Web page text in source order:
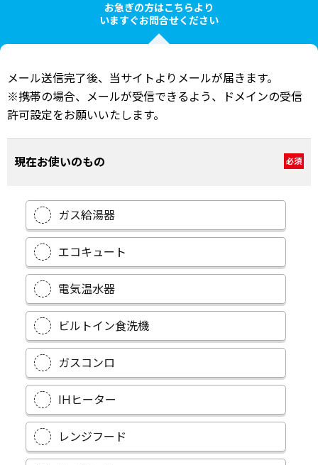
お急ぎの方はこちらより
いますぐお問合せください
メール送信完了後、当サイトよりメールが届きます。
※携帯の場合、メールが受信できるよう、ドメインの受信
許可設定をお願いいたします。
現在お使いのもの 必須
ガス給湯器
エコキュート
電気温水器
ビルトイン食洗機
ガスコンロ
IHヒーター
レンジフード